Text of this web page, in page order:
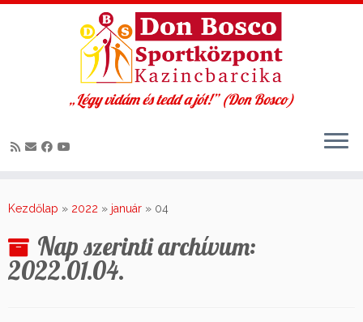
to
„Légy vidám és tedd a jót!” (Don Bosco)
Kezdőlap » 2022 » január » 04
Nap szerinti archívum:
2022.01.04.